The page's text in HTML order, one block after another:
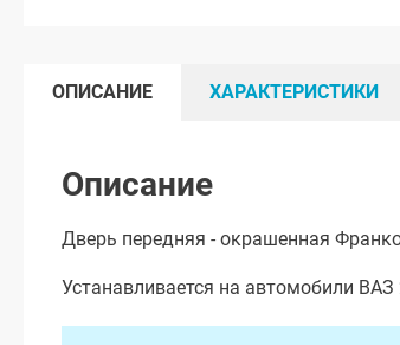
ОПИСАНИЕ ХАРАКТЕРИСТИКИ
Описание
Дверь передняя - окрашенная
Устанавливается на автомобили ВАЗ